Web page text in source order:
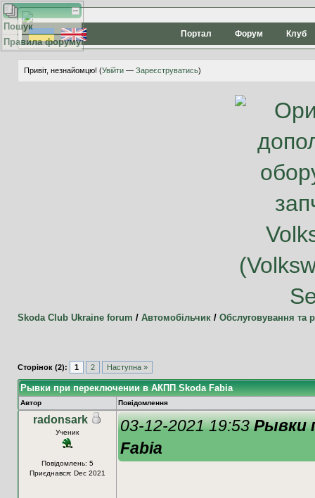
Портал Форум Клуб
Привіт, незнайомцю! (Увійти— Зареєструватись)
Skoda Club Ukraine forum / Автомобільчик/ Обслуговування та
Пошук
Правила форуму
Сторінок (2): 1 2 Наступна »
Рывки при переключении в АКПП Skoda Fabia
Автор Повідомлення
radonsark
Ученик
Повідомлень: 5
Приєднався: Dec 2021
03-12-2021 19:53Рывки
Fabia